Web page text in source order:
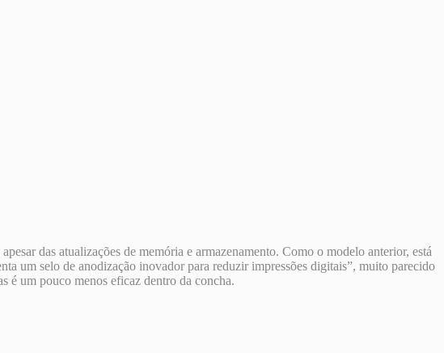
das atualizações de memória e armazenamento. Como o modelo anterior, está
um selo de anodização inovador para reduzir impressões digitais”, muito parecido
é um pouco menos eficaz dentro da concha.